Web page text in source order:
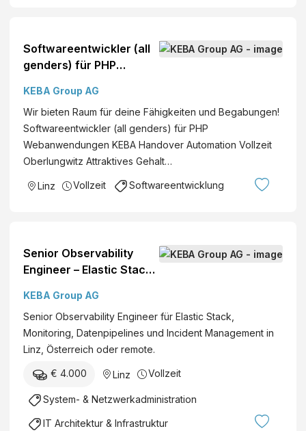
Softwareentwickler (all
genders) für PHP
KEBA Group AG
Wir bieten Raum für deine Fähigkeiten und Begabungen!
Softwareentwickler (all genders) für PHP
Webanwendungen KEBA Handover Automation Vollzeit
Oberlungwitz Attraktives Gehalt…
Linz Vollzeit Softwareentwicklung
Senior Observability
Engineer – Elastic Stack
KEBA Group AG
Senior Observability Engineer für Elastic Stack,
Monitoring, Datenpipelines und Incident Management in
Linz, Österreich oder remote.
€ 4.000 Linz Vollzeit
System- & Netzwerkadministration
IT Architektur & Infrastruktur